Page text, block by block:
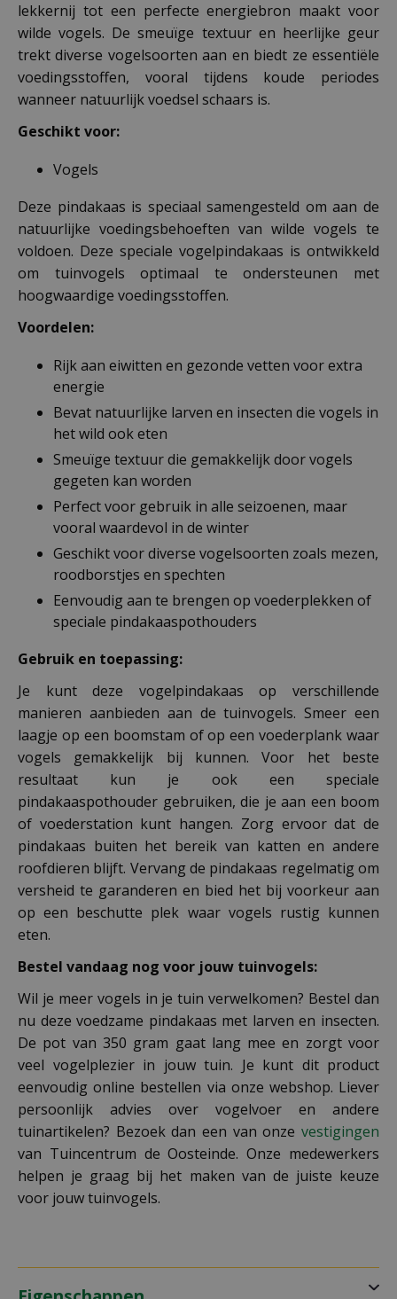
lekkernij tot een perfecte energiebron maakt voor
wilde vogels. De smeuïge textuur en heerlijke geur
trekt diverse vogelsoorten aan en biedt ze essentiële
voedingsstoffen, vooral tijdens koude periodes
wanneer natuurlijk voedsel schaars is.
Geschikt voor:
Vogels
Deze pindakaas is speciaal samengesteld om aan de
natuurlijke voedingsbehoeften van wilde vogels te
voldoen. Deze speciale vogelpindakaas is ontwikkeld
om tuinvogels optimaal te ondersteunen met
hoogwaardige voedingsstoffen.
Voordelen:
Rijk aan eiwitten en gezonde vetten voor extra
energie
Bevat natuurlijke larven en insecten die vogels in
het wild ook eten
Smeuïge textuur die gemakkelijk door vogels
gegeten kan worden
Perfect voor gebruik in alle seizoenen, maar
vooral waardevol in de winter
Geschikt voor diverse vogelsoorten zoals mezen,
roodborstjes en spechten
Eenvoudig aan te brengen op voederplekken of
speciale pindakaaspothouders
Gebruik en toepassing:
Je kunt deze vogelpindakaas op verschillende
manieren aanbieden aan de tuinvogels. Smeer een
laagje op een boomstam of op een voederplank waar
vogels gemakkelijk bij kunnen. Voor het beste
resultaat kun je ook een speciale
pindakaaspothouder gebruiken, die je aan een boom
of voederstation kunt hangen. Zorg ervoor dat de
pindakaas buiten het bereik van katten en andere
roofdieren blijft. Vervang de pindakaas regelmatig om
versheid te garanderen en bied het bij voorkeur aan
op een beschutte plek waar vogels rustig kunnen
eten.
Bestel vandaag nog voor jouw tuinvogels:
Wil je meer vogels in je tuin verwelkomen? Bestel dan
nu deze voedzame pindakaas met larven en insecten.
De pot van 350 gram gaat lang mee en zorgt voor
veel vogelplezier in jouw tuin. Je kunt dit product
eenvoudig online bestellen via onze webshop. Liever
persoonlijk advies over vogelvoer en andere
tuinartikelen? Bezoek dan een van onze vestigingen
van Tuincentrum de Oosteinde. Onze medewerkers
helpen je graag bij het maken van de juiste keuze
voor jouw tuinvogels.